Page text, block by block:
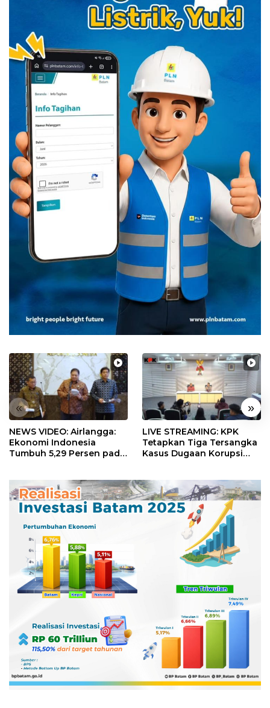
« »
NEWS VIDEO: Airlangga:
Ekonomi Indonesia
Tumbuh 5,29 Persen pada
LIVE STREAMING: KPK
Tetapkan Tiga Tersangka
Kasus Dugaan Korupsi